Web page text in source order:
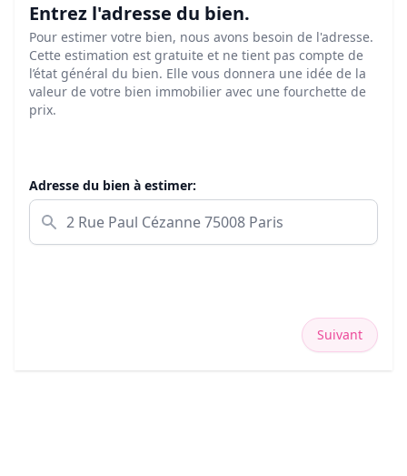
Entrez l'adresse du bien.
Pour estimer votre bien, nous avons besoin de l'adresse.
Cette estimation est gratuite et ne tient pas compte de
l’état général du bien. Elle vous donnera une idée de la
valeur de votre bien immobilier avec une fourchette de
prix.
Adresse du bien à estimer:
Suivant